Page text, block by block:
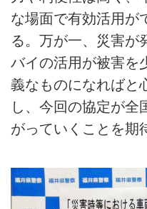
な場面で有効活用が
る。万が一、災害が
バイの活用が被害を
義なものになればと
し、今回の協定が全
がっていくことを期